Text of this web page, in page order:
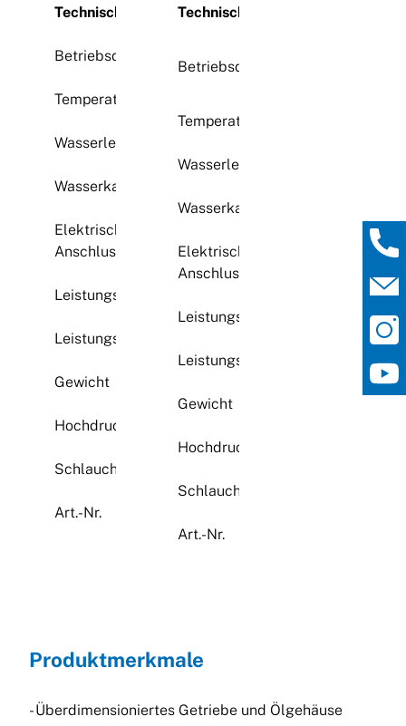
Technische Daten
Betriebsdruck
Temperatur max.
Wasserleistung
Wasserkasten
Elektrischer
Anschluss
A, 50 Hz
Leistungsaufnahme
Leistungsabgabe
Gewicht
Hochdruckschlauch
Schlauchtrommel
Art.-Nr.
Technische Daten
Betriebsdruck
Temperatur max.
Wasserleistung
Wasserkasten
Elektrischer
Anschluss
400 V, 8,5
A, 50 Hz
Leistungsaufnahme 7,5 kW
Leistungsabgabe 5,5 kW
Gewicht
Hochdruckschlauch
Schlauchtrommel
Art.-Nr.
Produktmerkmale
- Überdimensioniertes Getriebe und Ölgehäuse